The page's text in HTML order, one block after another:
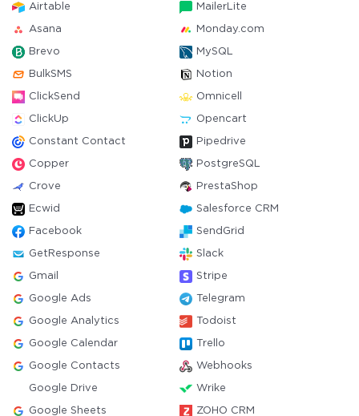
Airtable MailerLite
Asana Monday.com
Brevo MySQL
BulkSMS Notion
ClickSend Omnicell
ClickUp Opencart
Constant Contact Pipedrive
Copper PostgreSQL
Crove PrestaShop
Ecwid Salesforce CRM
Facebook SendGrid
GetResponse Slack
Gmail Stripe
Google Ads Telegram
Google Analytics Todoist
Google Calendar Trello
Google Contacts Webhooks
Google Drive Wrike
Google Sheets ZOHO CRM